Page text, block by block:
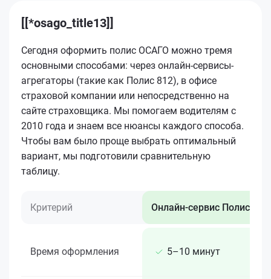
[[*osago_title13]]
Сегодня оформить полис ОСАГО можно тремя
основными способами: через онлайн-сервисы-
агрегаторы (такие как Полис 812), в офисе
страховой компании или непосредственно на
сайте страховщика. Мы помогаем водителям с
2010 года и знаем все нюансы каждого способа.
Чтобы вам было проще выбрать оптимальный
вариант, мы подготовили сравнительную
таблицу.
Критерий Онлайн-сервис Полис 812
Время оформления 5–10 минут